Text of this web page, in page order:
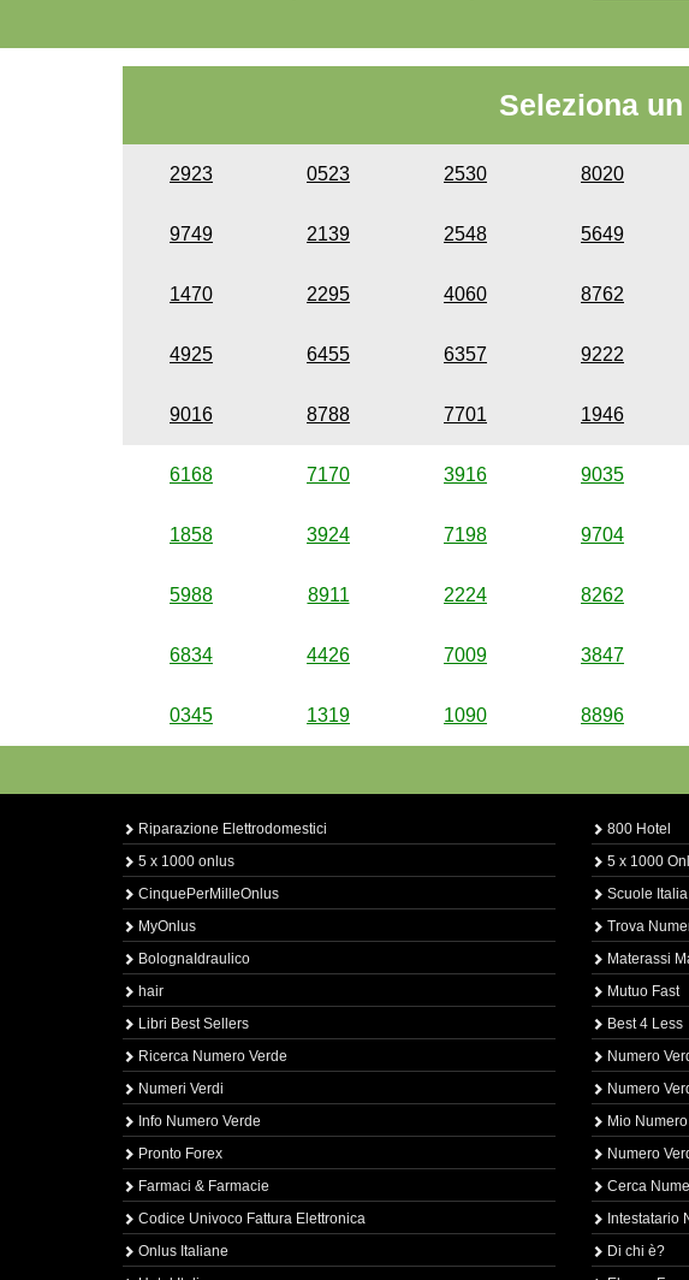
Seleziona
2923 0523 2530 8020
9749 2139 2548 5649
1470 2295 4060 8762
4925 6455 6357 9222
9016 8788 7701 1946
6168 7170 3916 9035
1858 3924 7198 9704
5988 8911 2224 8262
6834 4426 7009 3847
0345 1319 1090 8896
Riparazione Elettrodomestici
5 x 1000 onlus
CinquePerMilleOnlus
MyOnlus
BolognaIdraulico
hair
Libri Best Sellers
Ricerca Numero Verde
Numeri Verdi
Info Numero Verde
Pronto Forex
Farmaci & Farmacie
Codice Univoco Fattura Elettronica
Onlus Italiane
800 Hotel
5 x 1000
Scuole Italia
Trova
Materassi
Mutuo Fast
Best 4 Less
Numero
Numero
Mio
Numero
Cerca
Intestatario
Di chi è?